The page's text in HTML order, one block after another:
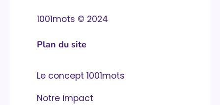
1001mots © 2024
Plan du site
Le concept 1001mots
Notre impact